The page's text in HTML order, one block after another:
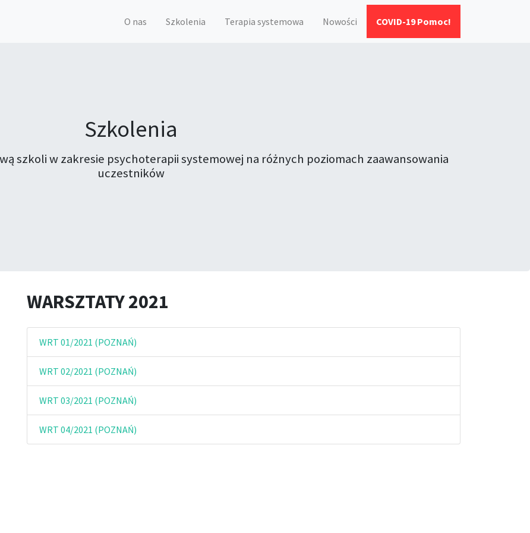
O nas Szkolenia Terapia systemowa Nowości COVID-19 Pomoc!
Szkolenia
szkoli w zakresie psychoterapii systemowej na różnych poziomach zaawansowania
uczestników
WARSZTATY 2021
WRT 01/2021 (POZNAŃ)
WRT 02/2021 (POZNAŃ)
WRT 03/2021 (POZNAŃ)
WRT 04/2021 (POZNAŃ)